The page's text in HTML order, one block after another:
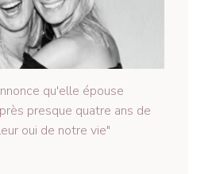
qu'elle épouse
presque quatre ans de
oui de notre vie"